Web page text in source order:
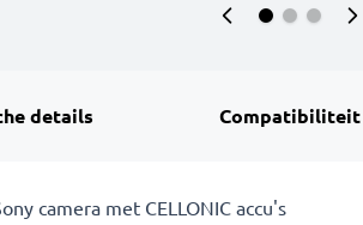
details Compatibiliteit
camera met CELLONIC accu's